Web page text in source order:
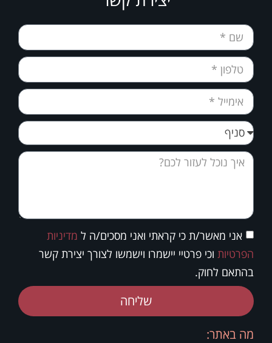
מה באתר:
אני מאשר/ת כי קראתי ואני מסכים/ה ל מדיניות
הפרטיות וכי פרטיי יישמרו וישמשו לצורך יצירת קשר
בהתאם לחוק.
שליחה